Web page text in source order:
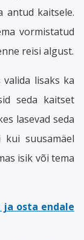
antud kaitsele.
vormistatud
reisi algust.
lisaks ka
seda kaitset
lasevad seda
suusamäel
isik või tema
osta endale